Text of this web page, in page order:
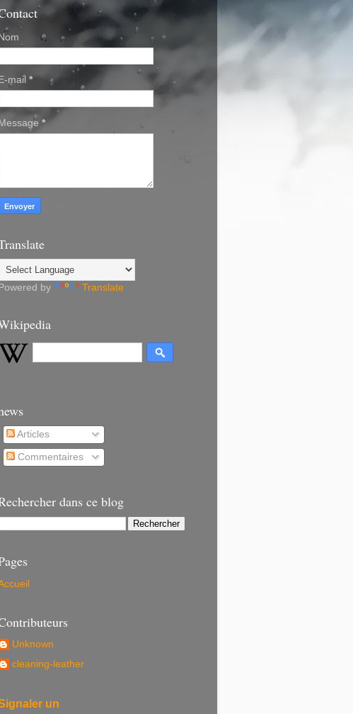
E-mail *
Message *
Powered by Translate
Articles
Commentaires
dans ce blog
Unknown
cleaning-leather
un